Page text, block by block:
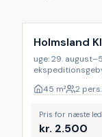
Holmsland
uge: 29.
45 m² 2 pers.
Pris for næste
kr. 2.500